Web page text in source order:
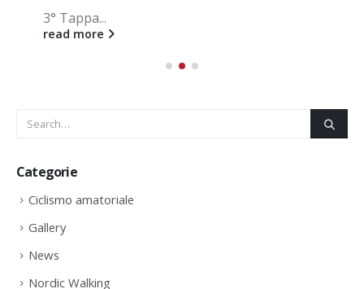
premiato come 6° Gruppo più numeroso
read more
Categorie
Ciclismo amatoriale
Gallery
News
Nordic Walking